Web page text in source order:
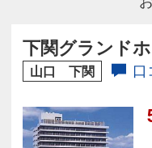
下関グランド
山口 下関 口